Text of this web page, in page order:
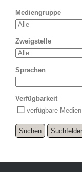
Mediengruppe
Zweigstelle
Sprachen
Verfügbarkeit
verfügbare Medien